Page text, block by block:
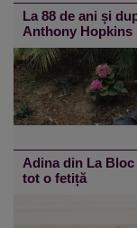
La 88 de ani și
Anthony Hopkins
Adina din La
tot o fetiță